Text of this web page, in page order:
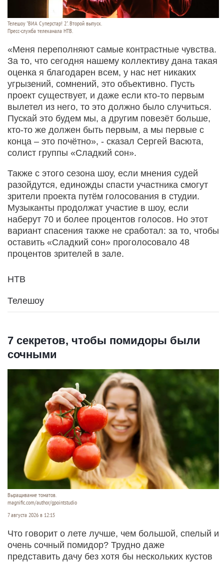
Телешоу "ВИА Суперстар! 2". Второй выпуск.
Пресс-служба телеканала НТВ.
«Меня переполняют самые контрастные чувства.
За то, что сегодня нашему коллективу дана такая
оценка я благодарен всем, у нас нет никаких
угрызений, сомнений, это объективно. Пусть
проект существует, и даже если кто-то первым
вылетел из него, то это должно было случиться.
Пускай это будем мы, а другим повезёт больше,
кто-то же должен быть первым, а мы первые с
конца – это почётно», - сказал Сергей Васюта,
солист группы «Сладкий сон».
Также с этого сезона шоу, если мнения судей
разойдутся, единожды спасти участника смогут
зрители проекта путём голосования в студии.
Музыканты продолжат участие в шоу, если
наберут 70 и более процентов голосов. Но этот
вариант спасения также не сработал: за то, чтобы
оставить «Сладкий сон» проголосовало 48
процентов зрителей в зале.
НТВ
Телешоу
7 секретов, чтобы помидоры были
сочными
Выращивание томатов.
magnific.com/author/gpointstudio
7 августа 2026 в 12:15
Что говорит о лете лучше, чем большой, спелый и
очень сочный помидор? Трудно даже
представить дачу без хотя бы нескольких кустов